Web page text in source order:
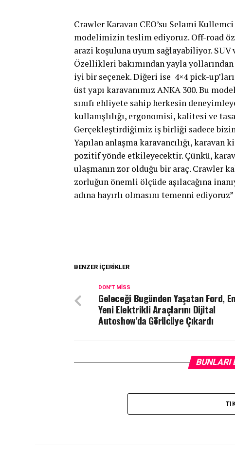
Crawler Karavan CEO’su Selami
modelimizin teslim ediyoruz. Off-road
arazi koşuluna uyum sağlayabiliyor.
Özellikleri bakımından yayla
iyi bir seçenek. Diğeri ise 4×4 pick-
üst yapı karavanımız ANKA 300. Bu
sınıfı ehliyete sahip herkesin
kullanışlılığı, ergonomisi, kalitesi ve
Gerçekleştirdiğimiz iş birliği sadece
Yapılan anlaşma karavancılığı,
pozitif yönde etkileyecektir. Çünkü,
ulaşmanın zor olduğu bir araç. Crawler
zorluğun önemli ölçüde aşılacağına
adına hayırlı olmasını temenni
BENZER İÇERIKLER
DON'T MISS
Geleceği Bugünden Yaşatan Ford, En
Yeni Elektrikli Araçlarını Dijital
Autoshow’da Görücüye Çıkardı
BUNLARI